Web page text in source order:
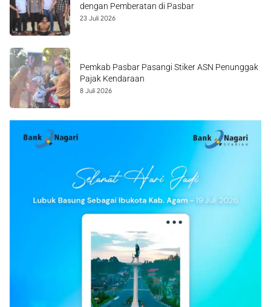
dengan Pemberatan di Pasbar
23 Juli 2026
Pemkab Pasbar Pasangi Stiker ASN Penunggak
Pajak Kendaraan
8 Juli 2026